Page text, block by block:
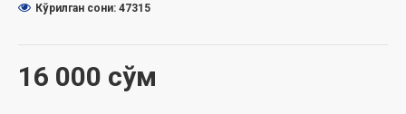
16 000 сўм
Кўрилган сони: 47315